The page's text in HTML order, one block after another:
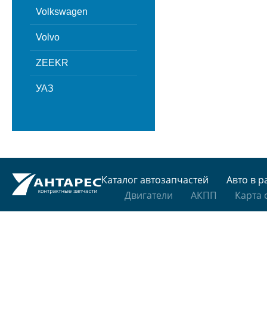
Volkswagen
Volvo
ZEEKR
УАЗ
Каталог автозапчастей
Авто в
Двигатели
АКПП Карта